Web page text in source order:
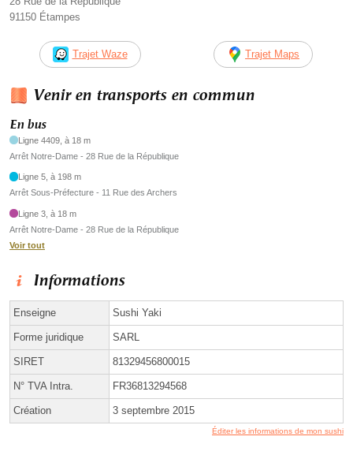
91150 Étampes
Trajet Waze Trajet Maps
Venir en transports en commun
En bus
Ligne 4409, à 18 m
Arrêt Notre-Dame - 28 Rue de la République
Ligne 5, à 198 m
Arrêt Sous-Préfecture - 11 Rue des Archers
Ligne 3, à 18 m
Arrêt Notre-Dame - 28 Rue de la République
Voir tout
Informations
Enseigne Sushi Yaki
Forme juridique SARL
SIRET 81329456800015
N° TVA Intra. FR36813294568
Création 3 septembre 2015
Éditer les informations de mon sushi